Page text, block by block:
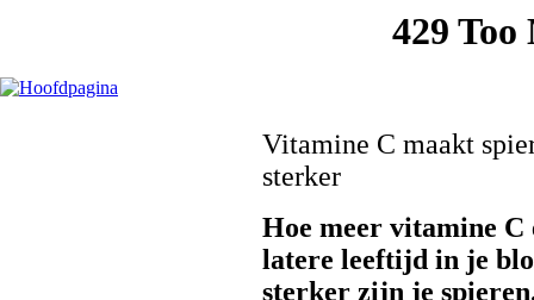
Vitamine C maakt
sterker
Hoe meer vitamine C
latere leeftijd in je
sterker zijn je